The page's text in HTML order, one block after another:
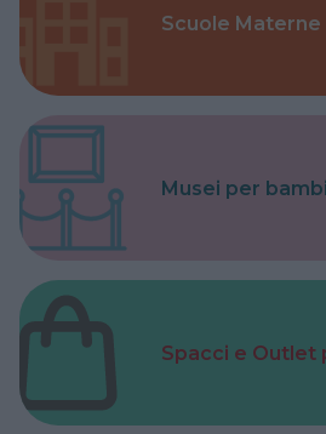
Scuole Materne
Musei per
Spacci e Outlet